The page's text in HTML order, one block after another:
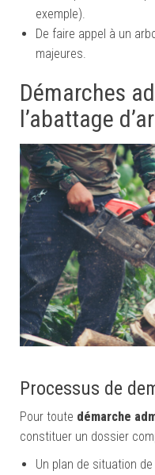
exemple).
De faire appel à un
majeures.
Démarches
l’abattage
Processus de
Pour toute démarche
constituer un dossier
Un plan de situation de